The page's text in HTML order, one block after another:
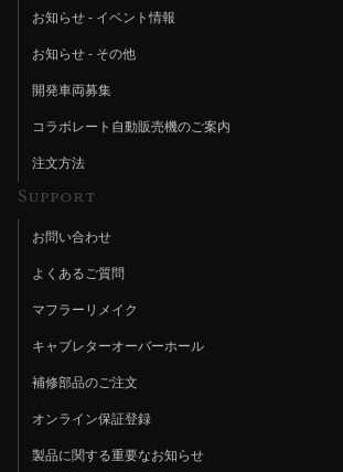
お知らせ - イベント情報
お知らせ - その他
開発車両募集
コラボレート自動販売機のご案内
注文方法
Support
お問い合わせ
よくあるご質問
マフラーリメイク
キャブレターオーバーホール
補修部品のご注文
オンライン保証登録
製品に関する重要なお知らせ